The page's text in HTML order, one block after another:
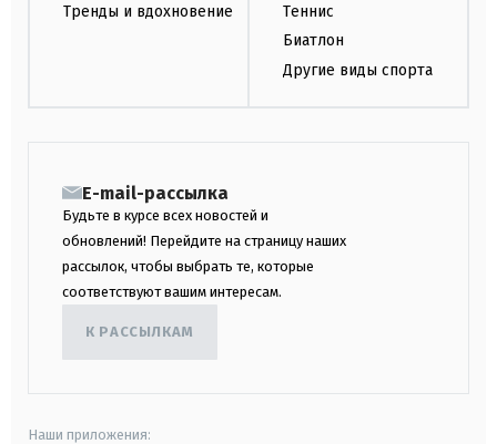
Тренды и вдохновение
Теннис
Биатлон
Другие виды спорта
E-mail-рассылка
Будьте в курсе всех новостей и
обновлений! Перейдите на страницу наших
рассылок, чтобы выбрать те, которые
соответствуют вашим интересам.
К РАССЫЛКАМ
Наши приложения: